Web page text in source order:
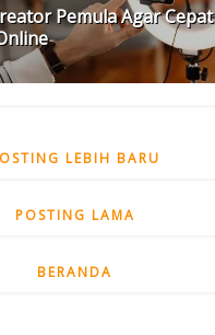
Pemula Agar Cepat
LEBIH BARU
POSTING LAMA
BERANDA